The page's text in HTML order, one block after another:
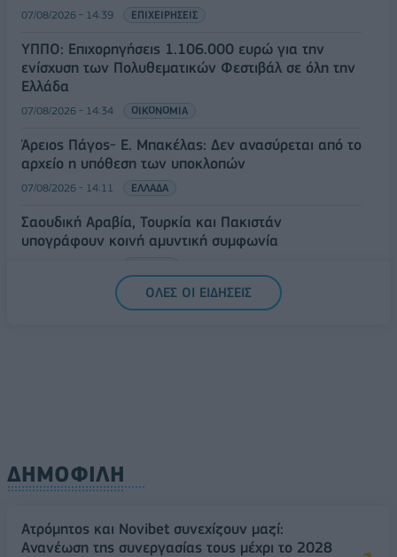
07/08/2026 - 14:39 ΕΠΙΧΕΙΡΗΣΕΙΣ
ΥΠΠΟ: Επιχορηγήσεις 1.106.000 ευρώ για την
ενίσχυση των Πολυθεματικών Φεστιβάλ σε όλη την
Ελλάδα
07/08/2026 - 14:34 ΟΙΚΟΝΟΜΙΑ
Άρειος Πάγος- Ε. Μπακέλας: Δεν ανασύρεται από το
αρχείο η υπόθεση των υποκλοπών
07/08/2026 - 14:11 ΕΛΛΑΔΑ
Σαουδική Αραβία, Τουρκία και Πακιστάν
υπογράφουν κοινή αμυντική συμφωνία
ΟΛΕΣ ΟΙ ΕΙΔΗΣΕΙΣ
ΔΗΜΟΦΙΛΗ
Ατρόμητος και Novibet συνεχίζουν μαζί:
Ανανέωση της συνεργασίας τους μέχρι το 2028